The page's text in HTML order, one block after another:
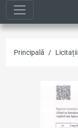
Principală Licitații